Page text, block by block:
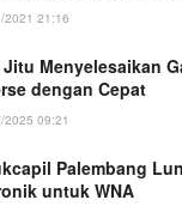
2021 21:16
Jitu Menyelesaikan
dengan Cepat
2025 09:21
Palembang
untuk WNA